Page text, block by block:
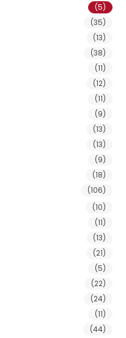
(5)
(35)
(13)
(38)
(11)
(12)
(11)
(9)
(13)
(13)
(9)
(18)
(106)
(10)
(11)
(13)
(21)
(5)
(22)
(24)
(11)
(44)